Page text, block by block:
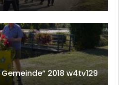
2018 w4tv129